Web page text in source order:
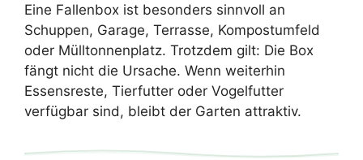
Eine Fallenbox ist besonders sinnvoll an
Schuppen, Garage, Terrasse, Kompostumfeld
oder Mülltonnenplatz. Trotzdem gilt: Die Box
fängt nicht die Ursache. Wenn weiterhin
Essensreste, Tierfutter oder Vogelfutter
verfügbar sind, bleibt der Garten attraktiv.